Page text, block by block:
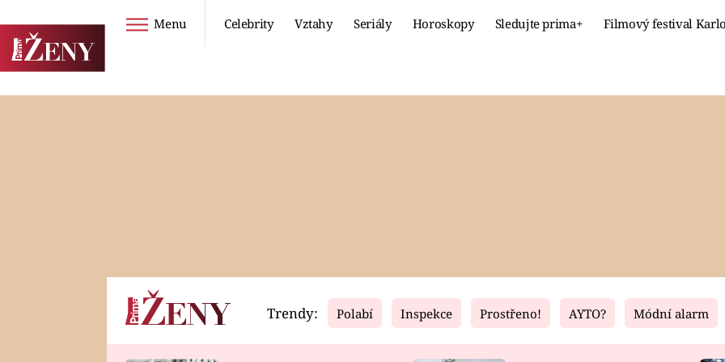
Menu Celebrity Vztahy Seriály Horoskopy Sledujte prima+ Filmový festival
Horoskopy Video Fresh Living
Trendy: Polabí Inspekce Prostřeno! AYTO? Módní alarm